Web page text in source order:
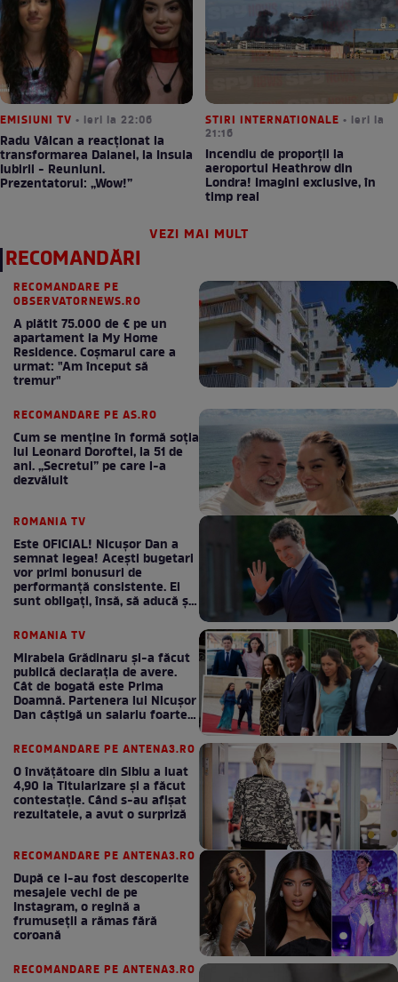
EMISIUNI TV • ieri la 22:06
Radu Vâlcan a reacționat la
transformarea Daianei, la Insula
Iubirii - Reuniuni.
Prezentatorul: „Wow!”
STIRI INTERNATIONALE • ieri la
21:16
Incendiu de proporții la
aeroportul Heathrow din
Londra! Imagini exclusive, în
timp real
VEZI MAI MULT
RECOMANDĂRI
RECOMANDARE PE
OBSERVATORNEWS.RO
A plătit 75.000 de € pe un
apartament la My Home
Residence. Coşmarul care a
urmat: "Am început să
tremur"
RECOMANDARE PE AS.RO
Cum se menţine în formă soţia
lui Leonard Doroftei, la 51 de
ani. „Secretul” pe care l-a
dezvăluit
ROMANIA TV
Este OFICIAL! Nicușor Dan a
semnat legea! Acești bugetari
vor primi bonusuri de
performanță consistente. Ei
sunt obligați, însă, să aducă și
ROMANIA TV
Mirabela Grădinaru și-a făcut
publică declarația de avere.
Cât de bogată este Prima
Doamnă. Partenera lui Nicușor
Dan câștigă un salariu foarte
RECOMANDARE PE ANTENA3.RO
O învățătoare din Sibiu a luat
4,90 la Titularizare și a făcut
contestație. Când s-au afișat
rezultatele, a avut o surpriză
RECOMANDARE PE ANTENA3.RO
După ce i-au fost descoperite
mesajele vechi de pe
Instagram, o regină a
frumuseții a rămas fără
coroană
RECOMANDARE PE ANTENA3.RO